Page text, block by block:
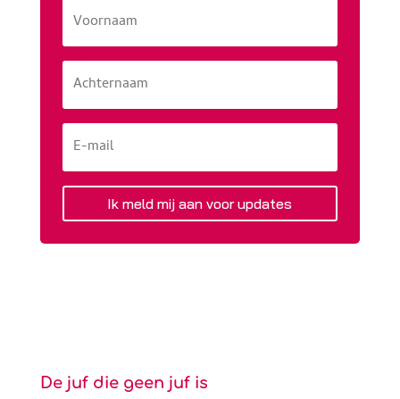
Ik meld mij aan voor updates
De juf die geen juf is